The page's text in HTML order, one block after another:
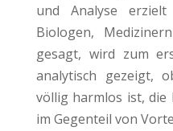
und Analyse
Biologen,
gesagt, wird zum
analytisch gezeigt,
völlig harmlos ist, die
im Gegenteil von